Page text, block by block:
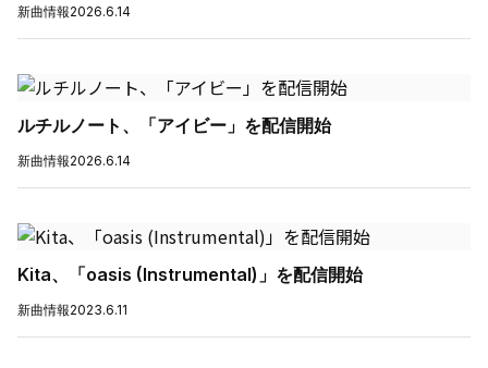
新曲情報2026.6.14
ルチルノート、「アイビー」を配信開始
新曲情報2026.6.14
Kita、「oasis (Instrumental)」を配信開始
新曲情報2023.6.11